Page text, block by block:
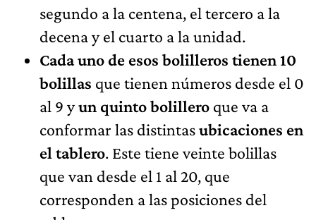
segundo a la centena, el tercero a la
decena y el cuarto a la unidad.
Cada uno de esos bolilleros tienen 10
bolillas que tienen números desde el 0
al 9 yun quinto bolillero que va a
conformar las distintasubicaciones en
el tablero. Este tiene veinte bolillas
que van desde el 1 al 20, que
corresponden a las posiciones del